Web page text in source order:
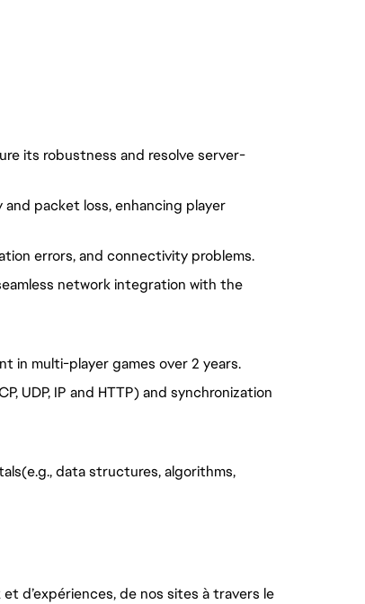
its robustness and resolve server-
packet loss, enhancing player
errors, and connectivity problems.
network integration with the
in multi-player games over 2 years.
UDP, IP and HTTP) and synchronization
data structures, algorithms,
d’expériences, de nos sites à travers le